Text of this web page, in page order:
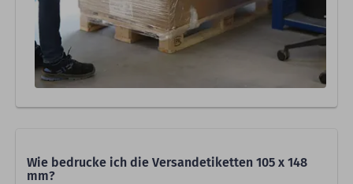
Wie bedrucke ich die Versandetiketten 105 x 148
mm?